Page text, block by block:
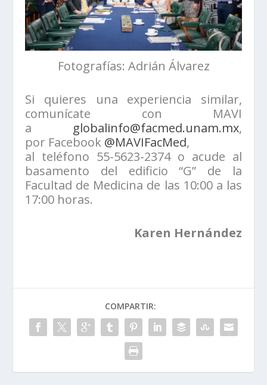
Fotografías: Adrián Álvarez
Si quieres una experiencia similar,
comunícate con MAVI
a globalinfo@facmed.unam.mx,
por Facebook @MAVIFacMed,
al teléfono 55-5623-2374 o acude al
basamento del edificio “G” de la
Facultad de Medicina de las 10:00 a las
17:00 horas.
Karen Hernández
COMPARTIR: